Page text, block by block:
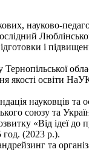
науково-
і
якості освіти
науковців та
союзу та
«Від ідеї до
(2023 р.).
та